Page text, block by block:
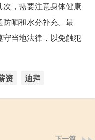
，需要注意身体健康
晒和水分补充。最
守当地法律，以免触犯
资 迪拜